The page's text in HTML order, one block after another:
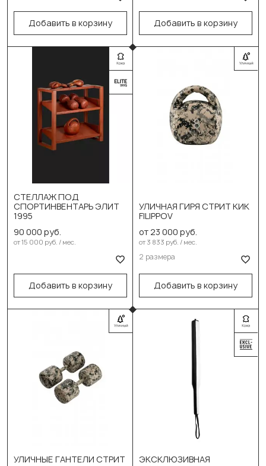
Добавить в корзину Добавить в корзину
СТЕЛЛАЖ ПОД
СПОРТИНВЕНТАРЬ ЭЛИТ
1995
90 000 руб.
от 15 000 руб. / мес.
Добавить в корзину
В корзину
УЛИЧНАЯ ГИРЯ СТРИТ КИК
FILIPPOV
от 23 000 руб.
от 3 833 руб. / мес.
2 размера
Добавить в корзину
8кг
16кг
УЛИЧНЫЕ ГАНТЕЛИ СТРИТ
Выберите размер:
ЭКСКЛЮЗИВНАЯ